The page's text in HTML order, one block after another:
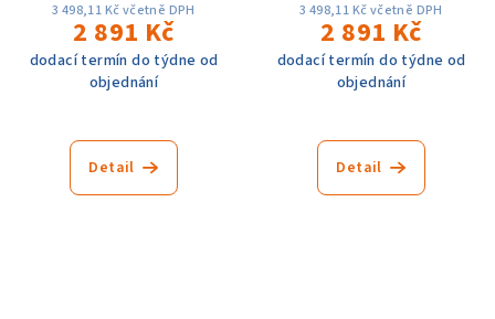
3 498,11 Kč včetně DPH
2 891 Kč
dodací termín do týdne od
objednání
Detail
3 498,11 Kč včetně DPH
2 891 Kč
dodací termín do týdne od
objednání
Detail